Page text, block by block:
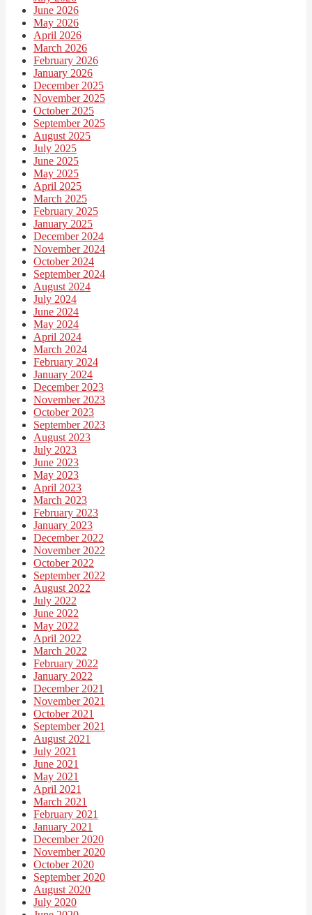
June 2026
May 2026
April 2026
March 2026
February 2026
January 2026
December 2025
November 2025
October 2025
September 2025
August 2025
July 2025
June 2025
May 2025
April 2025
March 2025
February 2025
January 2025
December 2024
November 2024
October 2024
September 2024
August 2024
July 2024
June 2024
May 2024
April 2024
March 2024
February 2024
January 2024
December 2023
November 2023
October 2023
September 2023
August 2023
July 2023
June 2023
May 2023
April 2023
March 2023
February 2023
January 2023
December 2022
November 2022
October 2022
September 2022
August 2022
July 2022
June 2022
May 2022
April 2022
March 2022
February 2022
January 2022
December 2021
November 2021
October 2021
September 2021
August 2021
July 2021
June 2021
May 2021
April 2021
March 2021
February 2021
January 2021
December 2020
November 2020
October 2020
September 2020
August 2020
July 2020